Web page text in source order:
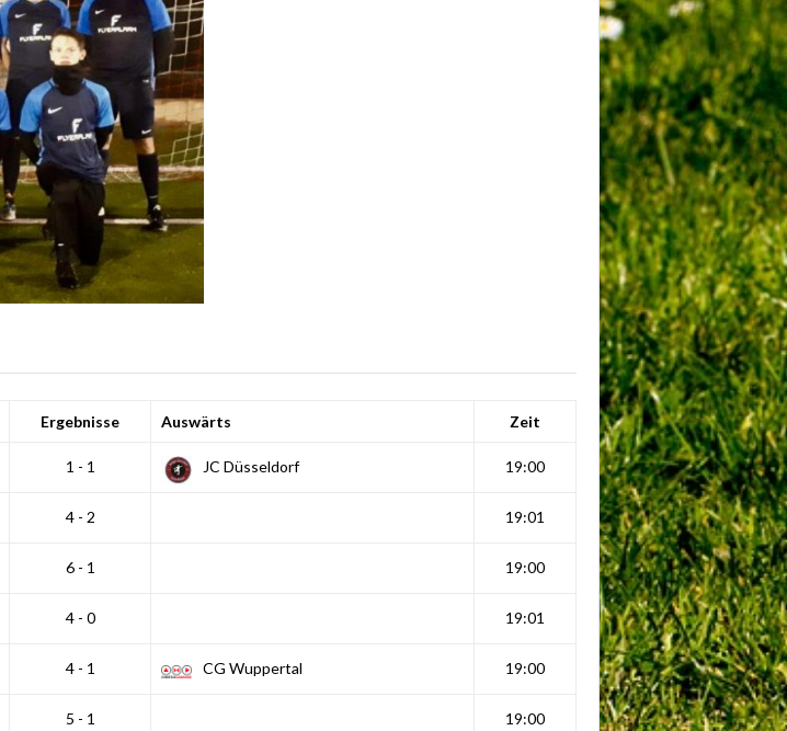
Ergebnisse Auswärts Zeit
1 - 1 JC Düsseldorf 19:00
4 - 2 19:01
6 - 1 19:00
4 - 0 19:01
4 - 1 CG Wuppertal 19:00
5 - 1 19:00